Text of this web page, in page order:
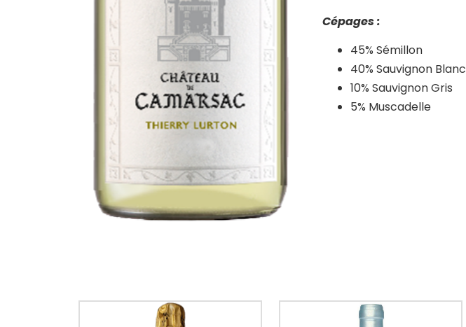
Cépages :
45% Sémillon
40% Sauvignon Blanc
10% Sauvignon Gris
5% Muscadelle